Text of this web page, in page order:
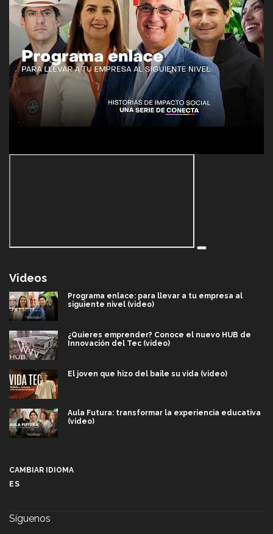
Videos
Programa enlace: para llevar a tu empresa al
siguiente nivel (video)
¿Quieres emprender? Conoce el nuevo HUB de
Innovación del Tec (video)
El joven que hizo del baile su vida (video)
Aula Futura: transformar la experiencia educativa
(video)
CAMBIAR IDIOMA
ES
Síguenos